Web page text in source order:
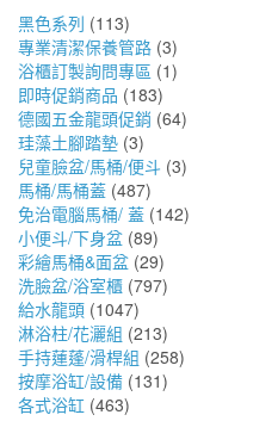
黑色系列 (113)
專業清潔保養管路 (3)
浴櫃訂製詢問專區 (1)
即時促銷商品 (183)
德國五金龍頭促銷 (64)
珪藻土腳踏墊 (3)
兒童臉盆/馬桶/便斗 (3)
馬桶/馬桶蓋 (487)
免治電腦馬桶/ 蓋 (142)
小便斗/下身盆 (89)
彩繪馬桶&面盆 (29)
洗臉盆/浴室櫃 (797)
給水龍頭 (1047)
淋浴柱/花灑組 (213)
手持蓮蓬/滑桿組 (258)
按摩浴缸/設備 (131)
各式浴缸 (463)